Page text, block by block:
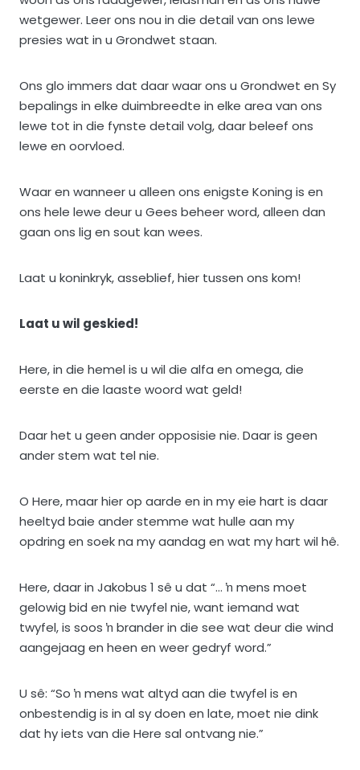
wetgewer. Leer ons nou in die detail van ons lewe
presies wat in u Grondwet staan.
Ons glo immers dat daar waar ons u Grondwet en Sy
bepalings in elke duimbreedte in elke area van ons
lewe tot in die fynste detail volg, daar beleef ons
lewe en oorvloed.
Waar en wanneer u alleen ons enigste Koning is en
ons hele lewe deur u Gees beheer word, alleen dan
gaan ons lig en sout kan wees.
Laat u koninkryk, asseblief, hier tussen ons kom!
Laat u wil geskied!
Here, in die hemel is u wil die alfa en omega, die
eerste en die laaste woord wat geld!
Daar het u geen ander opposisie nie. Daar is geen
ander stem wat tel nie.
O Here, maar hier op aarde en in my eie hart is daar
heeltyd baie ander stemme wat hulle aan my
opdring en soek na my aandag en wat my hart wil hê.
Here, daar in Jakobus 1 sê u dat “… ŉ mens moet
gelowig bid en nie twyfel nie, want iemand wat
twyfel, is soos ŉ brander in die see wat deur die wind
aangejaag en heen en weer gedryf word.”
U sê: “So ŉ mens wat altyd aan die twyfel is en
onbestendig is in al sy doen en late, moet nie dink
dat hy iets van die Here sal ontvang nie.”